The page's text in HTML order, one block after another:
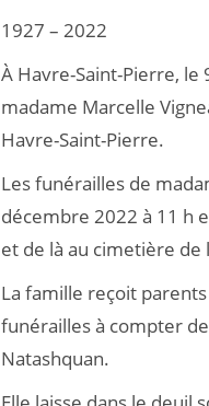
1927 – 2022
À Havre-Saint-Pierre, le
madame Marcelle
Havre-Saint-Pierre.
Les funérailles de
décembre 2022 à 11 h
et de là au cimetière de
La famille reçoit
funérailles à compter
Natashquan.